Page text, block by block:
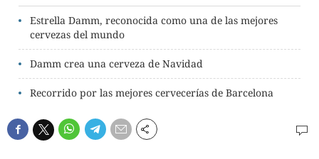
Estrella Damm, reconocida como una de las mejores
cervezas del mundo
Damm crea una cerveza de Navidad
Recorrido por las mejores cervecerías de Barcelona